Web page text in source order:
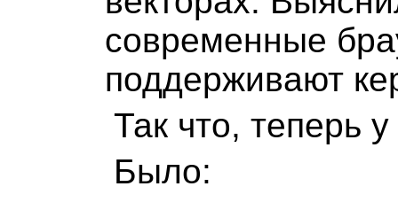
современные
поддерживают
Так что, теперь
Было: